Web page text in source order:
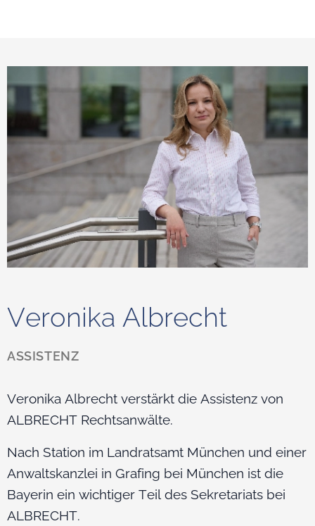
Veronika Albrecht
ASSISTENZ
Veronika Albrecht verstärkt die Assistenz von
ALBRECHT Rechtsanwälte.
Nach Station im Landratsamt München und einer
Anwaltskanzlei in Grafing bei München ist die
Bayerin ein wichtiger Teil des Sekretariats bei
ALBRECHT.